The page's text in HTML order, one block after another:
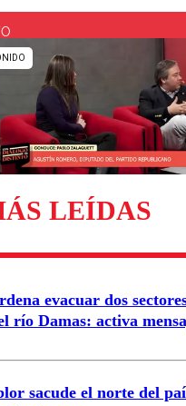
son moderados
diálogo respetuoso.
LEÍDAS
evacuar dos
río Damas: activa
sacude el norte del